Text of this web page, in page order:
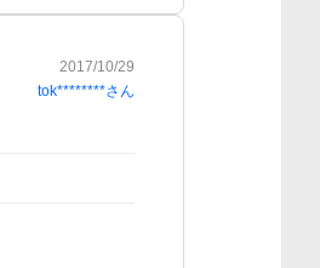
2017/10/29
tok********さん